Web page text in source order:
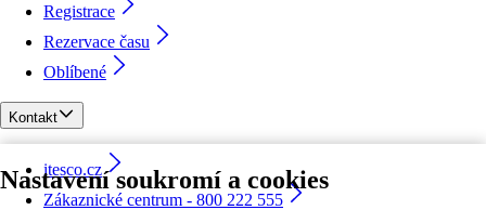
Nastavení soukromí a cookies
Registrace
Rezervace času
Oblíbené
Kontakt
itesco.cz
Zákaznické centrum - 800 222 555